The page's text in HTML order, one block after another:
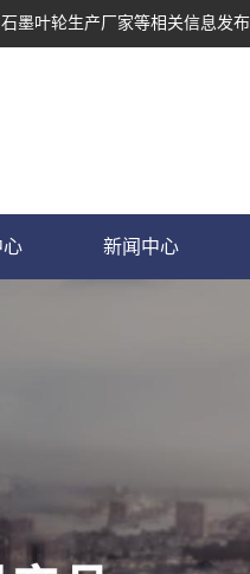
墨叶轮生产厂家等相关信息发
心 新闻中心